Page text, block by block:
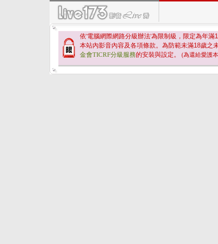
依'電腦網際網路分級辦法'為限制級，限定為年滿
本站內影音內容及各項條款。為防範未滿18歲之
金會TICRF分級服務的安裝與設定。 (為還給愛護